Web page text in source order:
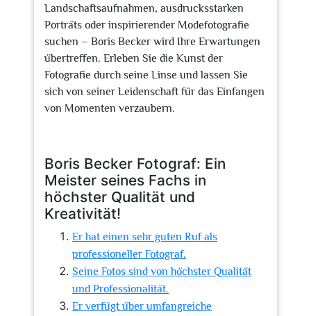
Landschaftsaufnahmen, ausdrucksstarken
Porträts oder inspirierender Modefotografie
suchen – Boris Becker wird Ihre Erwartungen
übertreffen. Erleben Sie die Kunst der
Fotografie durch seine Linse und lassen Sie
sich von seiner Leidenschaft für das Einfangen
von Momenten verzaubern.
Boris Becker Fotograf: Ein
Meister seines Fachs in
höchster Qualität und
Kreativität!
Er hat einen sehr guten Ruf als
professioneller Fotograf.
Seine Fotos sind von höchster Qualität
und Professionalität.
Er verfügt über umfangreiche